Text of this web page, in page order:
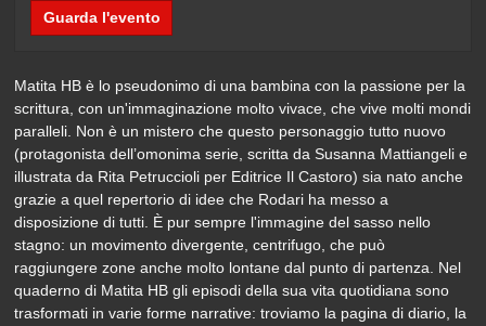
Guarda l'evento
Matita HB è lo pseudonimo di una bambina con la passione per la
scrittura, con un'immaginazione molto vivace, che vive molti mondi
paralleli. Non è un mistero che questo personaggio tutto nuovo
(protagonista dell’omonima serie, scritta da Susanna Mattiangeli e
illustrata da Rita Petruccioli per Editrice Il Castoro) sia nato anche
grazie a quel repertorio di idee che Rodari ha messo a
disposizione di tutti. È pur sempre l'immagine del sasso nello
stagno: un movimento divergente, centrifugo, che può
raggiungere zone anche molto lontane dal punto di partenza. Nel
quaderno di Matita HB gli episodi della sua vita quotidiana sono
trasformati in varie forme narrative: troviamo la pagina di diario, la